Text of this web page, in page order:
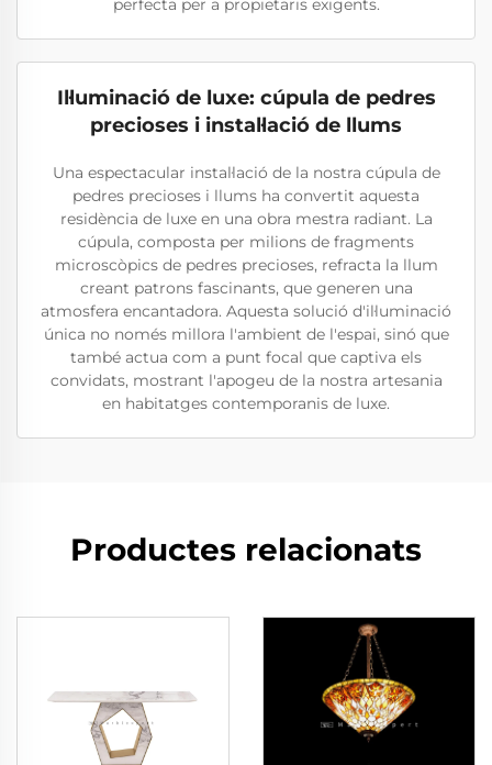
perfecta per a propietaris exigents.
Il·luminació de luxe: cúpula de pedres
precioses i instal·lació de llums
Una espectacular instal·lació de la nostra cúpula de
pedres precioses i llums ha convertit aquesta
residència de luxe en una obra mestra radiant. La
cúpula, composta per milions de fragments
microscòpics de pedres precioses, refracta la llum
creant patrons fascinants, que generen una
atmosfera encantadora. Aquesta solució d'il·luminació
única no només millora l'ambient de l'espai, sinó que
també actua com a punt focal que captiva els
convidats, mostrant l'apogeu de la nostra artesania
en habitatges contemporanis de luxe.
Productes relacionats